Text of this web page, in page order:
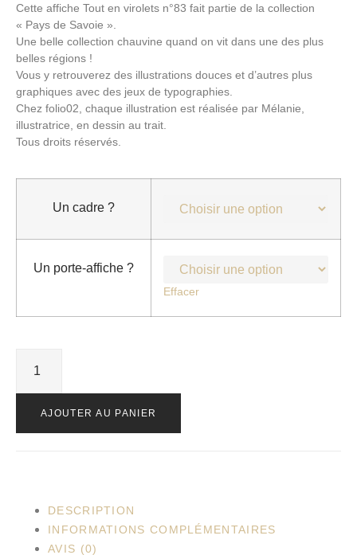
Cette affiche Tout en virolets n°83 fait partie de la collection
« Pays de Savoie ».
Une belle collection chauvine quand on vit dans une des plus
belles régions !
Vous y retrouverez des illustrations douces et d’autres plus
graphiques avec des jeux de typographies.
Chez folio02, chaque illustration est réalisée par Mélanie,
illustratrice, en dessin au trait.
Tous droits réservés.
Un cadre ?
Un porte-affiche ?
Effacer
AJOUTER AU PANIER
DESCRIPTION
INFORMATIONS COMPLÉMENTAIRES
AVIS (0)